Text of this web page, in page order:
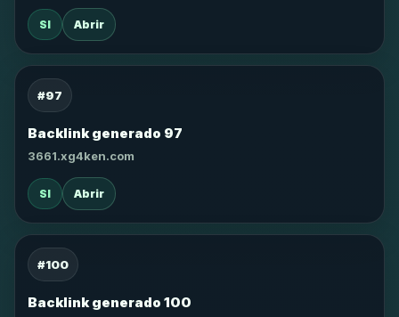
SI Abrir
#97
Backlink generado 97
3661.xg4ken.com
SI Abrir
#100
Backlink generado 100